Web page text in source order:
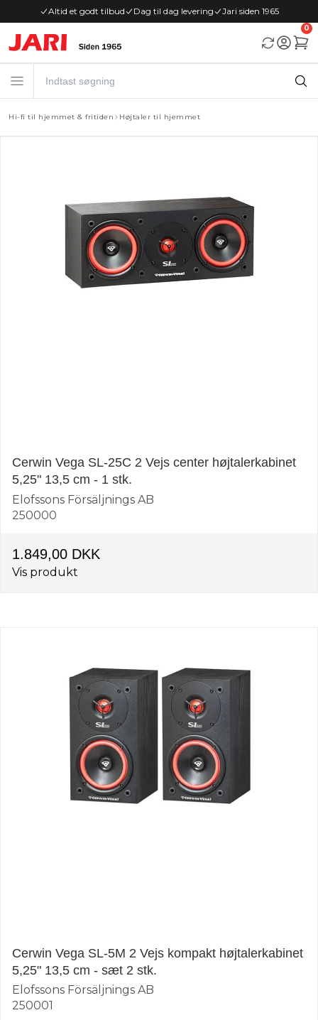
Altid et godt tilbud Dag til dag levering Jari siden 1965
0
Hi-fi til hjemmet & fritiden Højtaler til hjemmet
Cerwin Vega SL-25C 2 Vejs center højtalerkabinet
5,25" 13,5 cm - 1 stk.
Elofssons Försäljnings AB
250000
1.849,00 DKK
Vis produkt
Cerwin Vega SL-5M 2 Vejs kompakt højtalerkabinet
5,25" 13,5 cm - sæt 2 stk.
Elofssons Försäljnings AB
250001